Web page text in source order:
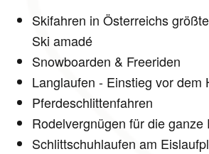
Skifahren in Österreichs
Ski amadé
Snowboarden & Freeriden
Langlaufen - Einstieg vor dem
Pferdeschlittenfahren
Rodelvergnügen für die ganze
Schlittschuhlaufen am